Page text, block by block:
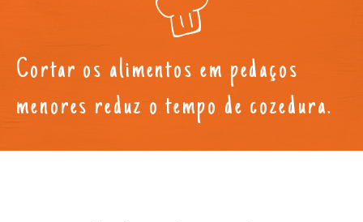
Cortar os alimentos em pedaços
menores reduz o tempo de cozedura.